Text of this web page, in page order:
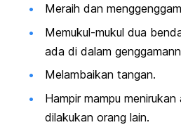
Meraih dan
Memukul-mukul dua
ada di dalam
Melambaikan tangan.
Hampir mampu
dilakukan orang lain.